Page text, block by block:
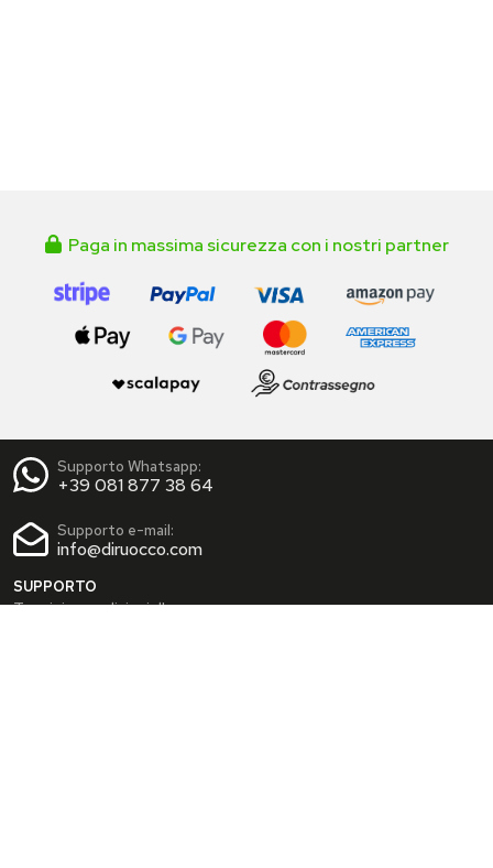
Paga in massima sicurezza con i nostri partner
Supporto Whatsapp:
+39 081 877 38 64
Supporto e-mail:
info@diruocco.com
SUPPORTO
Termini e condizioni d'uso